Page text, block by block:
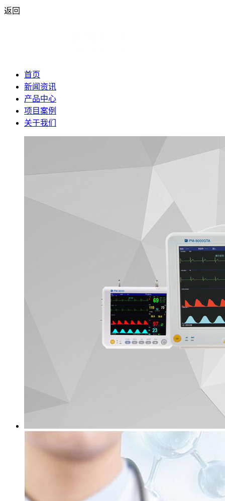
返回
首页
新闻资讯
产品中心
项目案例
关于我们